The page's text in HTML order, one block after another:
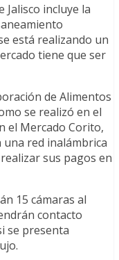
Jalisco incluye la
está realizando un
tiene que ser
de Alimentos
se realizó en el
el Mercado Corito,
una red inalámbrica
sus pagos en
15 cámaras al
contacto
se presenta